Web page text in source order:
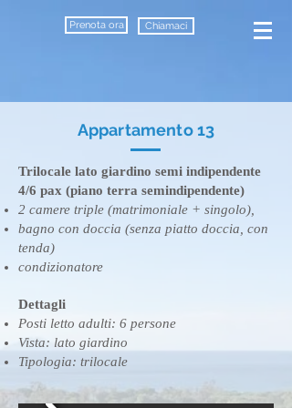
Prenota ora Chiamaci
Appartamento 13
Trilocale lato giardino semi indipendente
4/6 pax (piano terra semindipendente)
2 camere triple (matrimoniale + singolo),
bagno con doccia (senza piatto doccia, con
tenda)
condizionatore
Dettagli
​Posti letto adulti: 6 persone
Vista: lato giardino
Tipologia: trilocale